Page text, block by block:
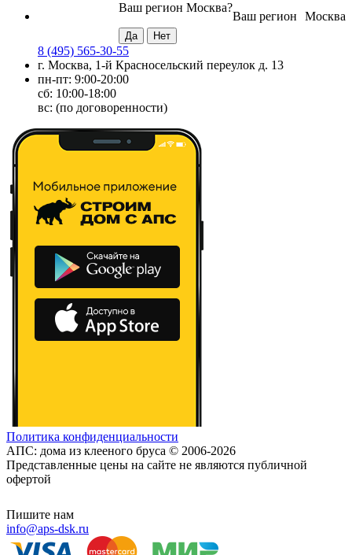
Москва
Ваш регион
Ваш регион Москва?
8 (495) 565-30-55
г. Москва, 1-й Красносельский переулок д. 13
пн-пт: 9:00-20:00
сб: 10:00-18:00
вс: (по договоренности)
Политика конфиденциальности
АПС: дома из клееного бруса © 2006-2026
Представленные цены на сайте не являются публичной
офертой
Пишите нам
info@aps-dsk.ru